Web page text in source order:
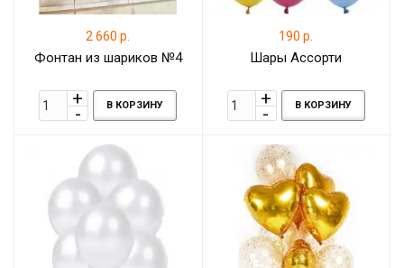
2 660 р.
Фонтан из шариков №4
В КОРЗИНУ
190 р.
Шары Ассорти
В КОРЗИНУ